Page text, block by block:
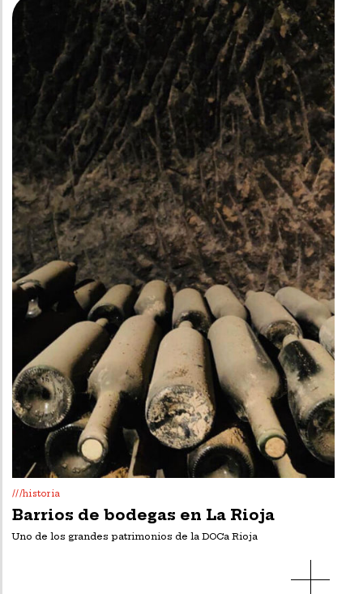
///historia
Barrios de bodegas en La Rioja
Uno de los grandes patrimonios de la DOCa Rioja